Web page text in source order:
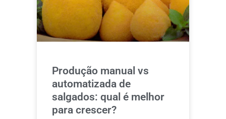
Produção manual vs
automatizada de
salgados: qual é melhor
para crescer?